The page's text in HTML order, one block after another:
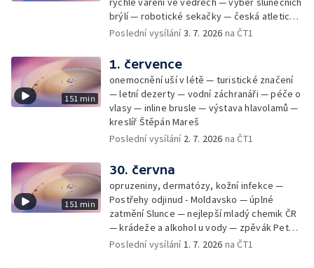
brýlí — robotické sekačky — česká atletická
rekordmanka — psí seriál: výmarský
Poslední vysílání3. 7. 2026 na ČT1
151 min
1. července
onemocnění uší v létě — turistické značení
— letní dezerty — vodní záchranáři — péče o
vlasy — inline brusle — výstava hlavolamů —
kreslíř Štěpán Mareš
Poslední vysílání 2. 7. 2026 na ČT1
151 min
30. června
opruzeniny, dermatózy, kožní infekce —
Postřehy odjinud - Moldavsko — úplné
zatmění Slunce — nejlepší mladý chemik ČR
— krádeže a alkohol u vody — zpěvák Peter
Cmorik
Poslední vysílání1. 7. 2026 na ČT1